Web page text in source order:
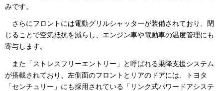
みです。
さらにフロントには電動グリルシャッターが装備されており、閉
じることで空気抵抗を減らし、エンジン車や電動車の温度管理にも
寄与します。
また「ストレスフリーエントリー」と呼ばれる乗降支援システム
が搭載されており、左側面のフロントとリアのドアには、トヨタ
「センチュリー」にも採用されている「リンク式パワードアシステ